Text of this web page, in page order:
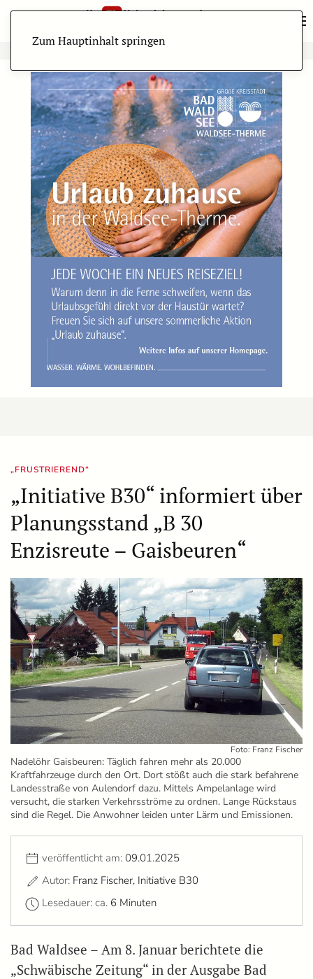
Zum Hauptinhalt springen
„FRUSTRIEREND“
„Initiative B30“ informiert über
Planungsstand „B 30
Enzisreute – Gaisbeuren“
Foto: Franz Fischer
Nadelöhr Gaisbeuren: Täglich fahren mehr als 20.000
Kraftfahrzeuge durch den Ort. Dort stößt auch die stark befahrene
Landesstraße von Aulendorf dazu. Mittels Ampelanlage wird
versucht, die starken Verkehrsströme zu ordnen. Lange Rückstaus
sind die Regel. Die Anwohner leiden unter Lärm und Emissionen.
veröffentlicht am: 09.01.2025
Autor: Franz Fischer, Initiative B30
Lesedauer: ca. 6 Minuten
Bad Waldsee – Am 8. Januar berichtete die
„Schwäbische Zeitung“ in der Ausgabe Bad